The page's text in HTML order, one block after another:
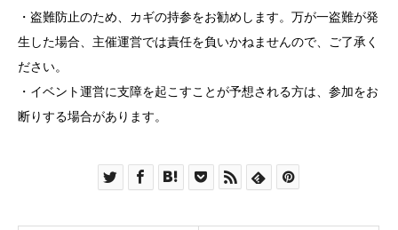
・盗難防止のため、カギの持参をお勧めします。万が一盗難が発
生した場合、主催運営では責任を負いかねませんので、ご了承く
ださい。
・イベント運営に支障を起こすことが予想される方は、参加をお
断りする場合があります。